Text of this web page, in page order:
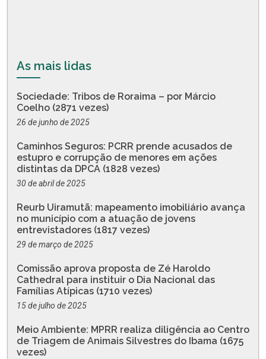
As mais lidas
Sociedade: Tribos de Roraima – por Márcio
Coelho (2871 vezes)
26 de junho de 2025
Caminhos Seguros: PCRR prende acusados de
estupro e corrupção de menores em ações
distintas da DPCA (1828 vezes)
30 de abril de 2025
Reurb Uiramutã: mapeamento imobiliário avança
no município com a atuação de jovens
entrevistadores (1817 vezes)
29 de março de 2025
Comissão aprova proposta de Zé Haroldo
Cathedral para instituir o Dia Nacional das
Famílias Atípicas (1710 vezes)
15 de julho de 2025
Meio Ambiente: MPRR realiza diligência ao Centro
de Triagem de Animais Silvestres do Ibama (1675
vezes)